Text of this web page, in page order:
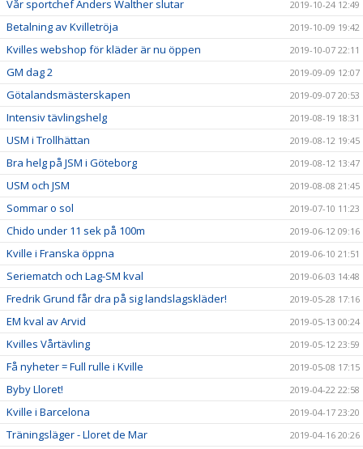
Vår sportchef Anders Walther slutar 2019-10-24 12:49
Betalning av Kvilletröja 2019-10-09 19:42
Kvilles webshop för kläder är nu öppen 2019-10-07 22:11
GM dag 2 2019-09-09 12:07
Götalandsmästerskapen 2019-09-07 20:53
Intensiv tävlingshelg 2019-08-19 18:31
USM i Trollhättan 2019-08-12 19:45
Bra helg på JSM i Göteborg 2019-08-12 13:47
USM och JSM 2019-08-08 21:45
Sommar o sol 2019-07-10 11:23
Chido under 11 sek på 100m 2019-06-12 09:16
Kville i Franska öppna 2019-06-10 21:51
Seriematch och Lag-SM kval 2019-06-03 14:48
Fredrik Grund får dra på sig landslagskläder! 2019-05-28 17:16
EM kval av Arvid 2019-05-13 00:24
Kvilles Vårtävling 2019-05-12 23:59
Få nyheter = Full rulle i Kville 2019-05-08 17:15
Byby Lloret! 2019-04-22 22:58
Kville i Barcelona 2019-04-17 23:20
Träningsläger - Lloret de Mar 2019-04-16 20:26